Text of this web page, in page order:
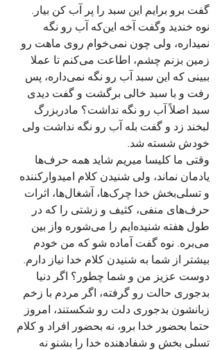
گفت برو برایم این سبد را پر آب کن بیار.
نوه خندید وگفت آخه این‌که آب رو نگه
نمیداره، ولی چون نمی‌خوام روی ماهت رو
زمین بزنم چشم، اطاعت می‌کنم تا عملا
ببینی که این سبد آب رو نگه نمی‌داره، پس
رفت و با سبد خالی برگشت و گفت دیدی
سبد اصلاً آب رو نگه نداشت؟ مادربزرگ
لبخند زد و گفت بله آب رو نگه نداشت ولی
خودش شسته شد.
وقتی ما کلیسا میریم شاید همه حرف‌ها
یادمان نماند، ولی شنیدن کلام امیدوارکننده
و تسلی‌بخش خدا چرک‌ها، آشغال‌ها، اثرات
حرف‌های منفی، کثیف و زشتی را که در
طول هفته شنیده‌ایم را می‌شوره واز بین
می‌بره. نوه گفت آماده شو که من خودم
بیشتر از شما به شنیدن کلام خدا نیاز دارم.
دوست عزیز من و شما چطور؟ اگر دنیا
بدجوری حالت رو گرفته، اگر مردم با زخم
زبانشون بدجوری دلت رو شکستند، امروز
حتما بحضور خدا برو، نه بحضور افراد و کلام
تسلی‌ بخش و شفا‌دهنده خدا را بشنو نه